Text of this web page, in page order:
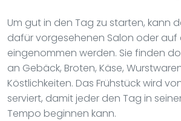
Um gut in den Tag zu starten, kann
dafür vorgesehenen Salon oder auf
eingenommen werden. Sie finden
an Gebäck, Broten, Käse,
Köstlichkeiten. Das Frühstück wird
serviert, damit jeder den Tag in
Tempo beginnen kann.